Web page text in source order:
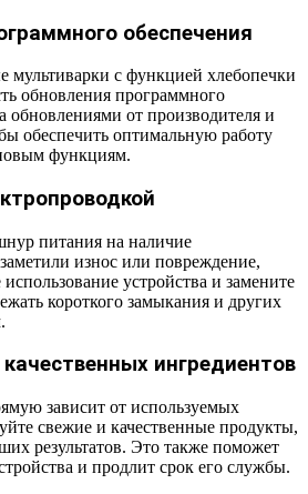
обеспечения
мультиварки с функцией хлебопечки
обновления программного
обновлениями от производителя и
обеспечить оптимальную работу
функциям.
питания на наличие
износ или повреждение,
устройства и замените
короткого замыкания и других
ингредиентов
зависит от используемых
свежие и качественные продукты,
результатов. Это также поможет
и продлит срок его службы.